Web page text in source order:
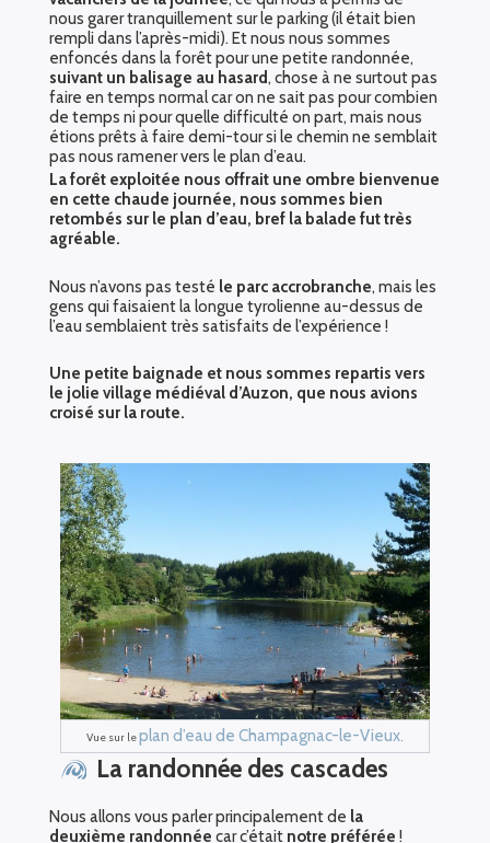
nous garer tranquillement sur le parking (il était bien
rempli dans l’après-midi). Et nous nous sommes
enfoncés dans la forêt pour une petite randonnée,
suivant un balisage au hasard , chose à ne surtout pas
faire en temps normal car on ne sait pas pour combien
de temps ni pour quelle difficulté on part, mais nous
étions prêts à faire demi-tour si le chemin ne semblait
pas nous ramener vers le plan d’eau.
La forêt exploitée nous offrait une ombre bienvenue
en cette chaude journée, nous sommes bien
retombés sur le plan d’eau, bref la balade fut très
agréable.
Nous n’avons pas testé le parc accrobranche, mais les
gens qui faisaient la longue tyrolienne au-dessus de
l’eau semblaient très satisfaits de l’expérience !
Une petite baignade et nous sommes repartis vers
le jolie village médiéval d’Auzon, que nous avions
croisé sur la route.
Vue sur leplan d’eau de Champagnac-le-Vieux.
La randonnée des cascades
Nous allons vous parler principalement de la
deuxième randonnée car c’était notre préférée !